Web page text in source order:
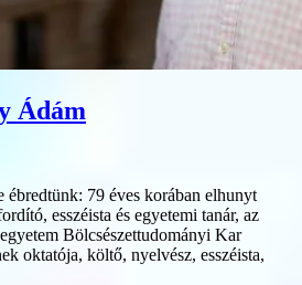
Ádám
79 éves korában elhunyt
esszéista és egyetemi tanár, az
Bölcsészettudományi Kar
oktatója, költő, nyelvész, esszéista,